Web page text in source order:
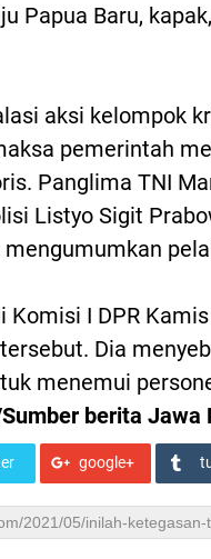
Papua Baru,
aksi kelompok
pemerintah
Panglima TNI
Listyo Sigit
Komisi I DPR
Dia
menemui
berita Jawa
google+